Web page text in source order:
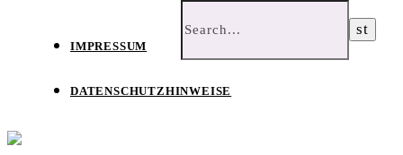
IMPRESSUM
DATENSCHUTZHINWEISE